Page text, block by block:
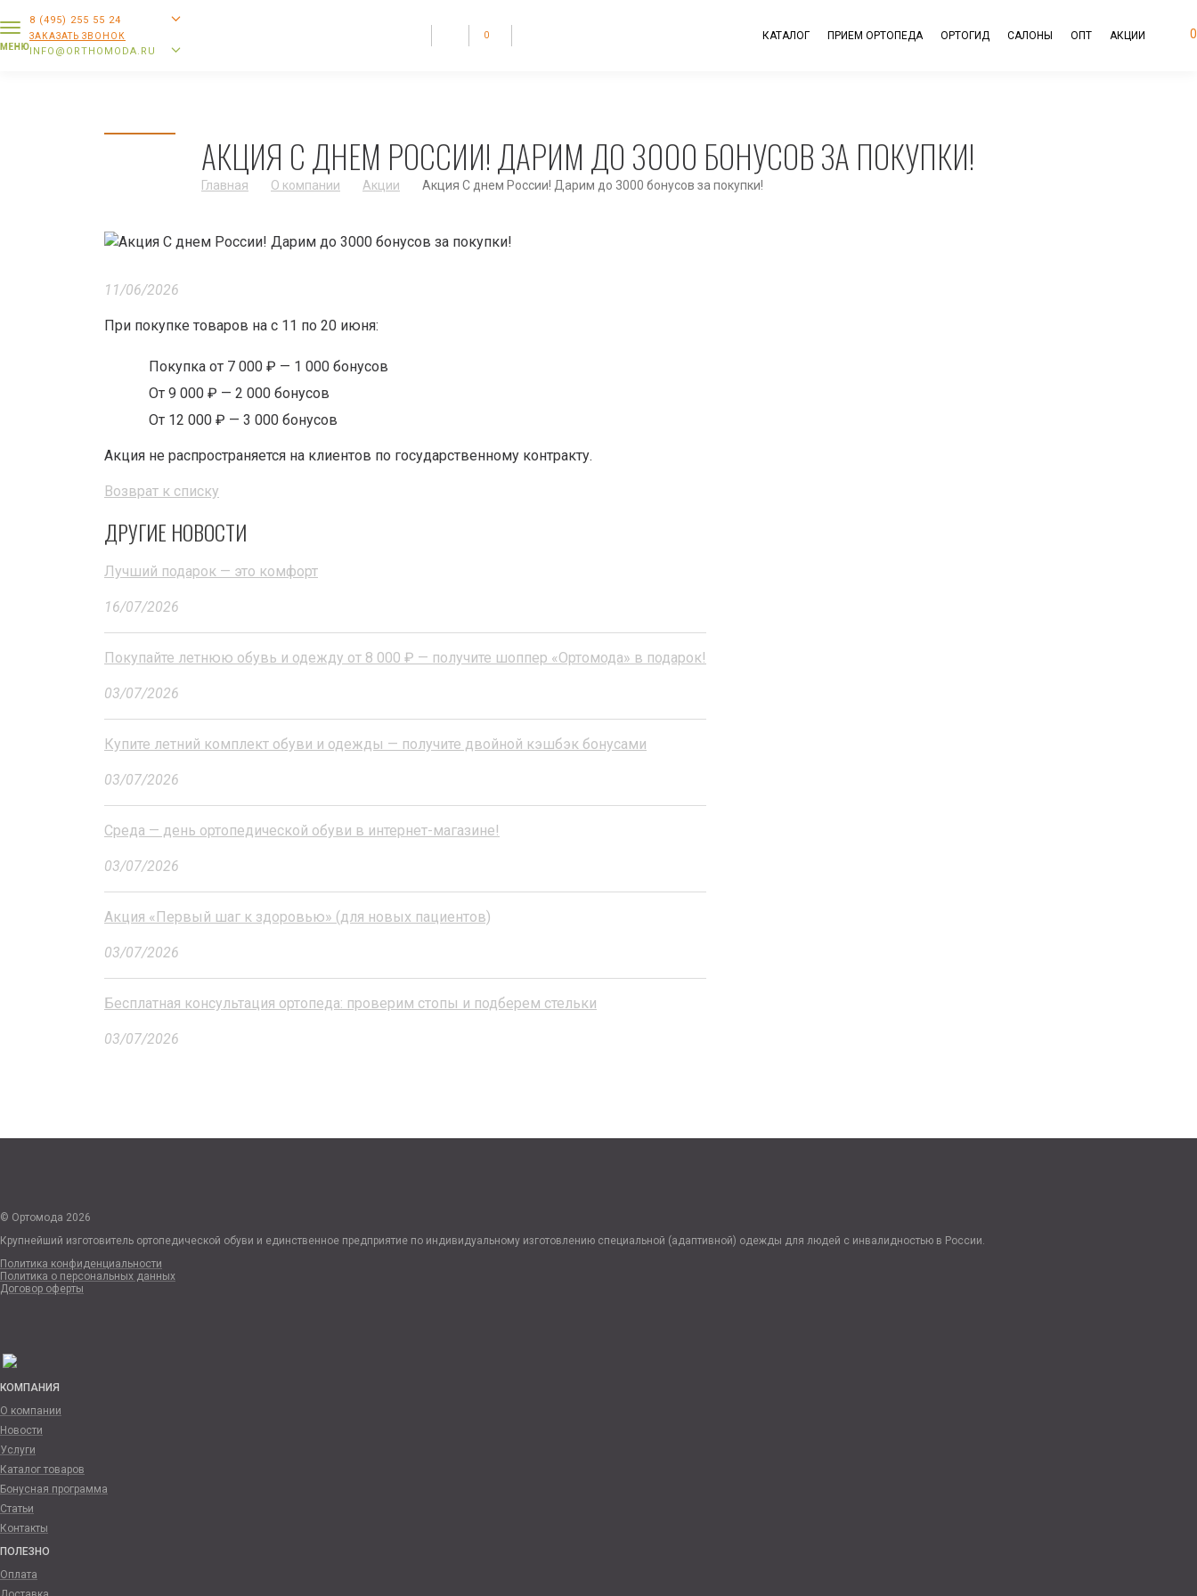
8 (495) 255 55 24
ЗАКАЗАТЬ ЗВОНОК
INFO@ORTHOMODA.RU
0 КАТАЛОГ ПРИЕМ ОРТОПЕДА ОРТОГИД САЛОНЫ ОПТ АКЦИИ 0
АКЦИЯ С ДНЕМ РОССИИ! ДАРИМ ДО 3000 БОНУСОВ ЗА ПОКУПКИ!
Главная О компании Акции Акция С днем России! Дарим до 3000 бонусов за покупки!
11/06/2026
При покупке товаров на с 11 по 20 июня:
Покупка от 7 000 ₽ — 1 000 бонусов
От 9 000 ₽ — 2 000 бонусов
От 12 000 ₽ — 3 000 бонусов
Акция не распространяется на клиентов по государственному контракту.
Возврат к списку
ДРУГИЕ НОВОСТИ
Лучший подарок — это комфорт
16/07/2026
Покупайте летнюю обувь и одежду от 8 000 ₽ — получите шоппер «Ортомода» в подарок!
03/07/2026
Купите летний комплект обуви и одежды — получите двойной кэшбэк бонусами
03/07/2026
Среда — день ортопедической обуви в интернет-магазине!
03/07/2026
Акция «Первый шаг к здоровью» (для новых пациентов)
03/07/2026
Бесплатная консультация ортопеда: проверим стопы и подберем стельки
03/07/2026
© Ортомода 2026
Крупнейший изготовитель ортопедической обуви и единственное предприятие по индивидуальному изготовлению специальной (адаптивной) одежды для людей с инвалидностью в России.
Политика конфиденциальности
Политика о персональных данных
Договор оферты
КОМПАНИЯ
О компании
Новости
Услуги
Каталог товаров
Бонусная программа
Статьи
Контакты
ПОЛЕЗНО
Оплата